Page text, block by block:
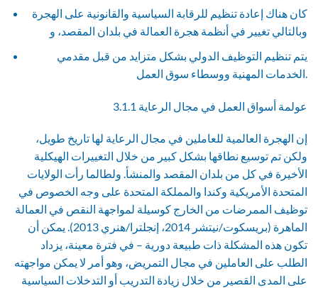
كان هناك إعادة تنظيم للرقابة السياسية والقانونية على الهجرة
وبالتالي تغيير في أنظمة هجرة العمالة في بلدان المقصد، و
يتم تنظيم التوظيف الدولي بشكل متزايد من قبل مقدمي
3.1.1 عولمة أسواق العمل في مجال الرعاية
إن الهجرة العالمية للعاملين في مجال الرعاية لها تاريخ طويل،
ولكن تم توسيع نطاقها بشكل كبير من خلال التغييرات الهيكلية
الأخيرة في كل من بلدان المقصد والمنشأ. ولطالما رأت الولايات
المتحدة الأمريكية وكندا والمملكة المتحدة على وجه الخصوص في
توظيف الممرضات من الخارج كوسيلة لمواجهة النقص في العمالة
الماهرة (بريسكوت/نيتشر 2014، إنجلترا/هنري 2013). يمكن أن
تكون هذه المشكلة ذات طبيعة دورية – في فترة معينة، يزداد
الطلب على العاملين في مجال التمريض، وهو أمر لا يمكن مواجهته
على المدى القصير من خلال زيادة التدريب أو التدخلات السياسية